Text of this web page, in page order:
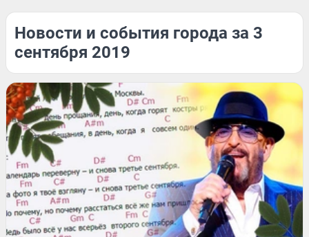
Новости и события города за 3
сентября 2019